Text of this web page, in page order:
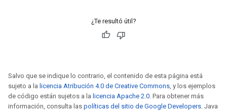
¿Te resultó útil?
Salvo que se indique lo contrario, el contenido de esta página está
sujeto a la licencia Atribución 4.0 de Creative Commons, y los ejemplos
de código están sujetos a la licencia Apache 2.0. Para obtener más
información, consulta las políticas del sitio de Google Developers. Java